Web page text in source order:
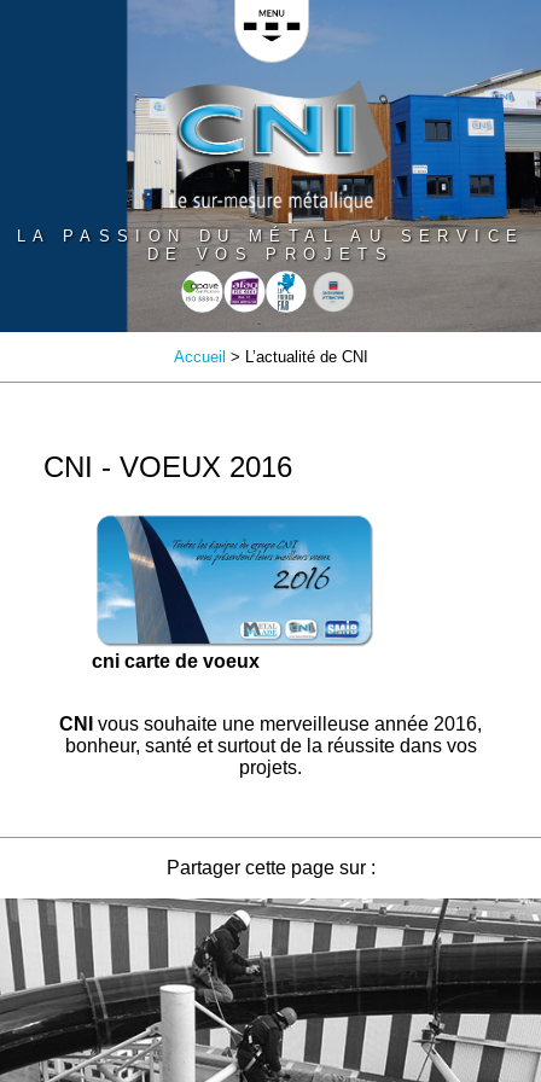
Panneau de gestion des cookies
LA PASSION DU MÉTAL AU SERVICE
DE VOS PROJETS
Accueil > L’actualité de CNI
CNI - VOEUX 2016
cni carte de voeux
CNI vous souhaite une merveilleuse année 2016,
bonheur, santé et surtout de la réussite dans vos
projets.
Partager cette page sur :